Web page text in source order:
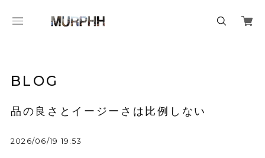
BLOG
品の良さとイージーさは比例しない
2026/06/19 19:53